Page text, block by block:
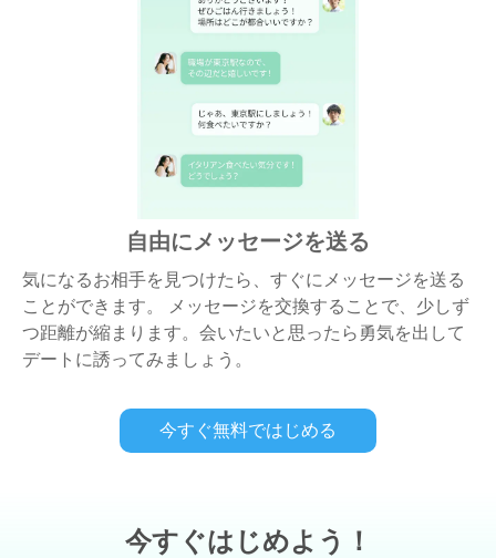
自由にメッセージを送る
気になるお相手を見つけたら、すぐにメッセージを送る
ことができます。 メッセージを交換することで、少しず
つ距離が縮まります。会いたいと思ったら勇気を出して
デートに誘ってみましょう。
今すぐ無料ではじめる
今すぐはじめよう！